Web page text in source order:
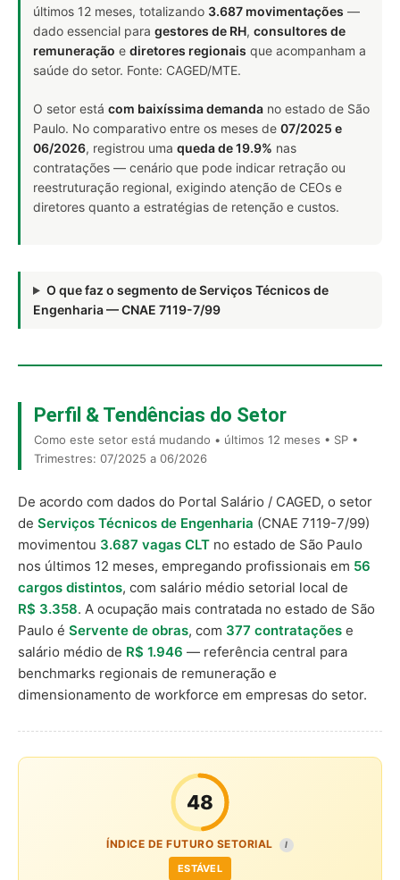
últimos 12 meses, totalizando 3.687 movimentações —
dado essencial para gestores de RH, consultores de
remuneração e diretores regionais que acompanham a
saúde do setor. Fonte: CAGED/MTE.
O setor está com baixíssima demanda no estado de São
Paulo. No comparativo entre os meses de 07/2025 e
06/2026, registrou uma queda de 19.9% nas
contratações — cenário que pode indicar retração ou
reestruturação regional, exigindo atenção de CEOs e
diretores quanto a estratégias de retenção e custos.
O que faz o segmento de Serviços Técnicos de
Engenharia — CNAE 7119-7/99
Perfil & Tendências do Setor
Como este setor está mudando • últimos 12 meses • SP •
Trimestres: 07/2025 a 06/2026
De acordo com dados do Portal Salário / CAGED, o setor
de Serviços Técnicos de Engenharia (CNAE 7119-7/99)
movimentou 3.687 vagas CLT no estado de São Paulo
nos últimos 12 meses, empregando profissionais em 56
cargos distintos, com salário médio setorial local de
R$ 3.358. A ocupação mais contratada no estado de São
Paulo é Servente de obras, com 377 contratações e
salário médio de R$ 1.946 — referência central para
benchmarks regionais de remuneração e
dimensionamento de workforce em empresas do setor.
48
ÍNDICE DE FUTURO SETORIAL I
ESTÁVEL